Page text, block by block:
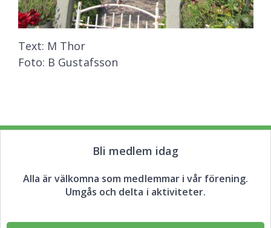
Text: M Thor
Foto: B Gustafsson
Bli medlem idag
Alla är välkomna som medlemmar i vår förening.
Umgås och delta i aktiviteter.